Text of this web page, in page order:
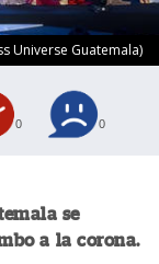
Universe Guatemala)
0 0
se
a la corona.